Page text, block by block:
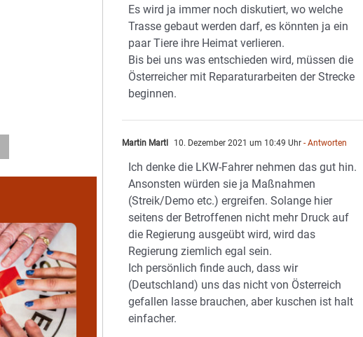
Es wird ja immer noch diskutiert, wo welche
Trasse gebaut werden darf, es könnten ja ein
paar Tiere ihre Heimat verlieren.
Bis bei uns was entschieden wird, müssen die
Österreicher mit Reparaturarbeiten der Strecke
beginnen.
Martin Martl 10. Dezember 2021 um 10:49 Uhr - Antworten
Ich denke die LKW-Fahrer nehmen das gut hin.
Ansonsten würden sie ja Maßnahmen
(Streik/Demo etc.) ergreifen. Solange hier
seitens der Betroffenen nicht mehr Druck auf
die Regierung ausgeübt wird, wird das
Regierung ziemlich egal sein.
Ich persönlich finde auch, dass wir
(Deutschland) uns das nicht von Österreich
gefallen lasse brauchen, aber kuschen ist halt
einfacher.